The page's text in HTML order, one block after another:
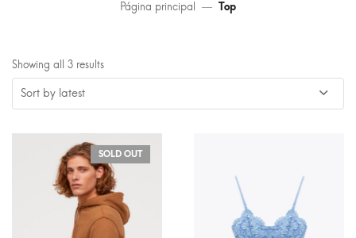
Página principal Top
Showing all 3 results
SOLD OUT